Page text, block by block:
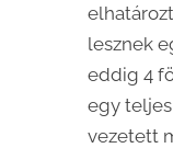
lesznek
eddig 4
egy
vezetett